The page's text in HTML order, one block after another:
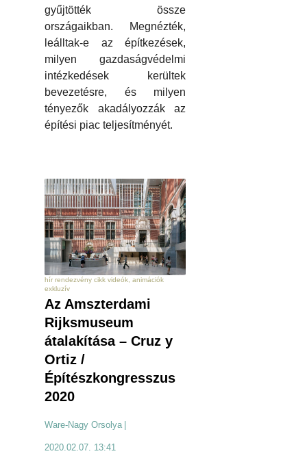
gyűjtötték össze
országaikban. Megnézték,
leálltak-e az építkezések,
milyen gazdaságvédelmi
intézkedések kerültek
bevezetésre, és milyen
tényezők akadályozzák az
építési piac teljesítményét.
hír rendezvény cikk videók, animációk
exkluzív
Az Amszterdami
Rijksmuseum
átalakítása – Cruz y
Ortiz /
Építészkongresszus
2020
Ware-Nagy Orsolya
2020.02.07. 13:41